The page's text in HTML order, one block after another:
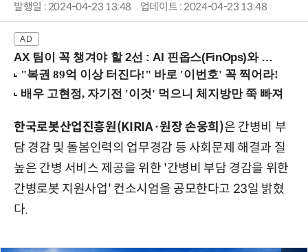
발행일 : 2024-04-23 13:48 업데이트 : 2024-04-23 13:48
AX 팀이 꼭 챙겨야 할 2선 : AI 핀옵스(FinOps)와 토큰 거버넌스 (8/21 잠실역)
한국로봇산업진흥원(KIRIA·원장 손웅희)은 간병비 부
담 경감 및 돌봄인력의 업무경감 등 사회문제 해결과 질
높은 간병 서비스 제공을 위한 '간병비 부담 경감을 위한
간병로봇 지원사업' 컨소시엄을 공모한다고 23일 밝혔
다.